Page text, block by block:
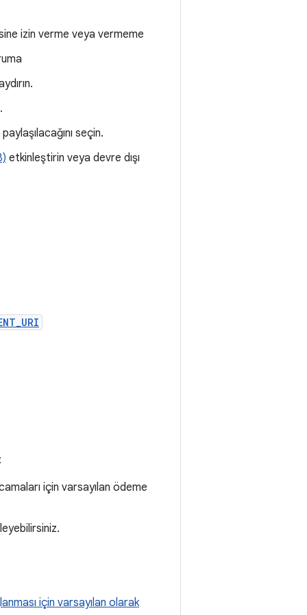
izin verme veya vermeme
seçin.
etkinleştirin veya devre dışı
için varsayılan ödeme
için varsayılan olarak